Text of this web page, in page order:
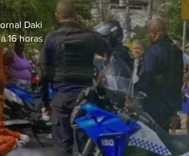
Daki
16 horas